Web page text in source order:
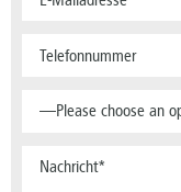
—Please choose an